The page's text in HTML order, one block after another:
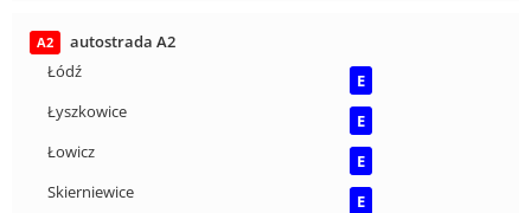
A2
autostrada A2
Łódź
E
Łyszkowice
E
Łowicz
E
Skierniewice
E